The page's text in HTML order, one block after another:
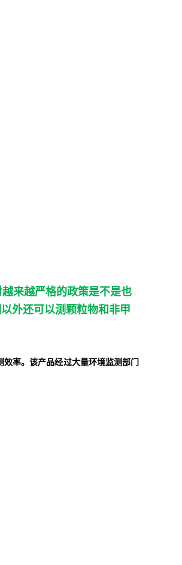
来越严格的政策是不是也
外还可以测颗粒物和非甲
率。该产品经过大量环境监测部门